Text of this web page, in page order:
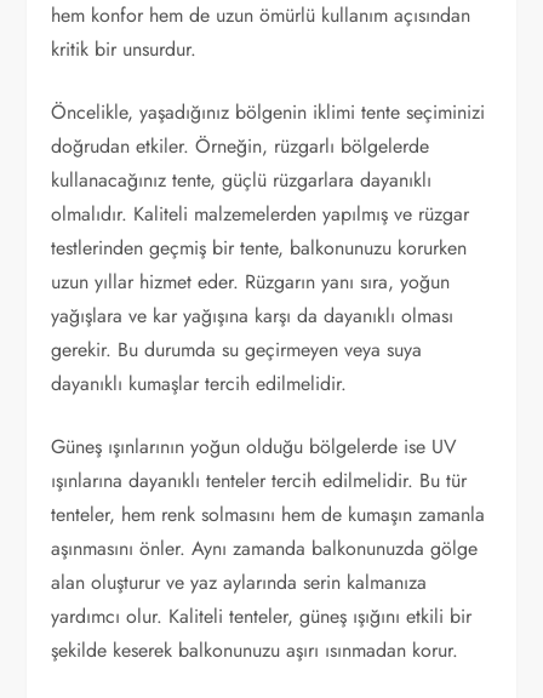
hem konfor hem de uzun ömürlü kullanım açısından
kritik bir unsurdur.
Öncelikle, yaşadığınız bölgenin iklimi tente seçiminizi
doğrudan etkiler. Örneğin, rüzgarlı bölgelerde
kullanacağınız tente, güçlü rüzgarlara dayanıklı
olmalıdır. Kaliteli malzemelerden yapılmış ve rüzgar
testlerinden geçmiş bir tente, balkonunuzu korurken
uzun yıllar hizmet eder. Rüzgarın yanı sıra, yoğun
yağışlara ve kar yağışına karşı da dayanıklı olması
gerekir. Bu durumda su geçirmeyen veya suya
dayanıklı kumaşlar tercih edilmelidir.
Güneş ışınlarının yoğun olduğu bölgelerde ise UV
ışınlarına dayanıklı tenteler tercih edilmelidir. Bu tür
tenteler, hem renk solmasını hem de kumaşın zamanla
aşınmasını önler. Aynı zamanda balkonunuzda gölge
alan oluşturur ve yaz aylarında serin kalmanıza
yardımcı olur. Kaliteli tenteler, güneş ışığını etkili bir
şekilde keserek balkonunuzu aşırı ısınmadan korur.